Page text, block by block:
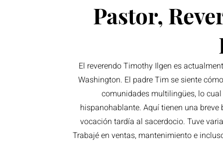
Pastor,
El reverendo Timothy Ilgen es
Washington. El padre Tim se siente
comunidades multilingües, lo
hispanohablante. Aquí tienen una
vocación tardía al sacerdocio. Tuve
Trabajé en ventas, mantenimiento e